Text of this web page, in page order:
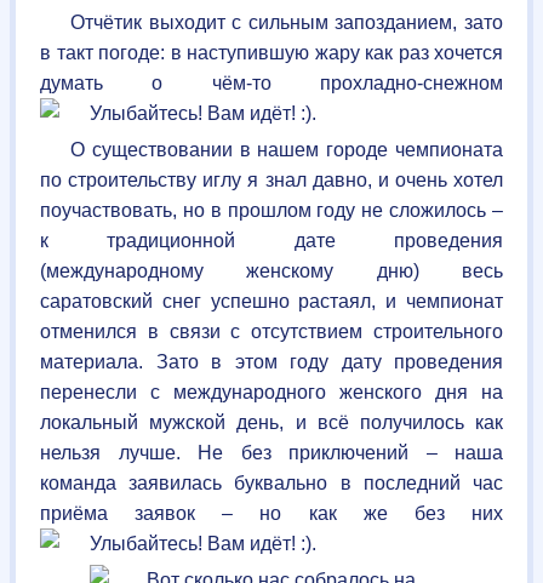
Отчётик выходит с сильным запозданием, зато
в такт погоде: в наступившую жару как раз хочется
думать о чём-то прохладно-снежном
.
О существовании в нашем городе чемпионата
по строительству иглу я знал давно, и очень хотел
поучаствовать, но в прошлом году не сложилось –
к традиционной дате проведения
(международному женскому дню) весь
саратовский снег успешно растаял, и чемпионат
отменился в связи с отсутствием строительного
материала. Зато в этом году дату проведения
перенесли с международного женского дня на
локальный мужской день, и всё получилось как
нельзя лучше. Не без приключений – наша
команда заявилась буквально в последний час
приёма заявок – но как же без них
.